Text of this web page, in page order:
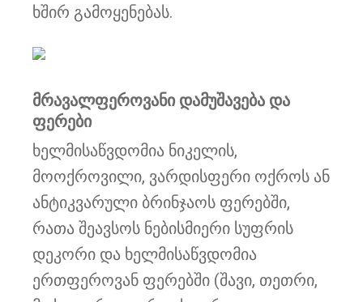
ხშირ გამოყენებას.
მრავალფეროვანი დამუშავება და
ფერები
ხელმისაწვდომია ნიკელის,
მოოქროვილი, ვარდისფერი ოქროს ან
ანტიკვარული ბრინჯაოს ფერებში,
რათა შეავსოს ნებისმიერი სუფრის
დეკორი და ხელმისაწვდომია
ერთფეროვან ფერებში (შავი, თეთრი,